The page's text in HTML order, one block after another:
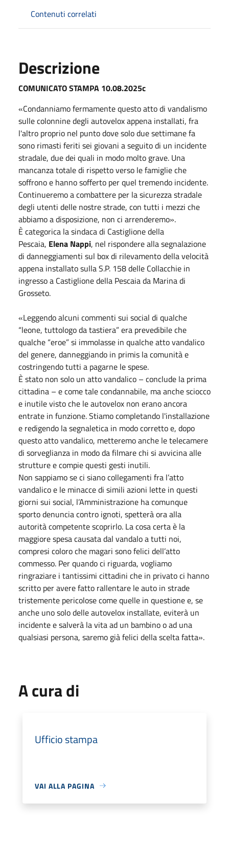
Contenuti correlati
Descrizione
COMUNICATO STAMPA 10.08.2025c
«Condanniamo fermamente questo atto di vandalismo
sulle colonnine degli autovelox appena installati, fra
l'altro proprio nel punto dove solo due settimane fa
sono rimasti feriti sei giovani a seguito di un incidente
stradale, due dei quali in modo molto grave. Una
mancanza totale di rispetto verso le famiglie che
soffrono e hanno sofferto per quel tremendo incidente.
Continueremo a combattere per la sicurezza stradale
degli utenti delle nostre strade, con tutti i mezzi che
abbiamo a disposizione, non ci arrenderemo».
È categorica la sindaca di Castiglione della
Pescaia, Elena Nappi, nel rispondere alla segnalazione
di danneggiamenti sul box di rilevamento della velocità
appena installato sulla S.P. 158 delle Collacchie in
ingresso a Castiglione della Pescaia da Marina di
Grosseto.
«Leggendo alcuni commenti sui social di qualche
“leone, tuttologo da tastiera” era prevedibile che
qualche “eroe” si immolasse in qualche atto vandalico
del genere, danneggiando in primis la comunità e
costringendo tutti a pagarne le spese.
È stato non solo un atto vandalico – conclude la prima
cittadina – e come tale condannabile, ma anche sciocco
e inutile visto che le autovelox non erano ancora
entrate in funzione. Stiamo completando l'installazione
e redigendo la segnaletica in modo corretto e, dopo
questo atto vandalico, metteremo anche le telecamere
di sorveglianza in modo da filmare chi si avvicina alle
strutture e compie questi gesti inutili.
Non sappiamo se ci siano collegamenti fra l’atto
vandalico e le minacce di simili azioni lette in questi
giorni sui social, l’Amministrazione ha comunque
sporto denuncia contro ignoti, spetterà ora alla
autorità competente scoprirlo. La cosa certa è la
maggiore spesa causata dal vandalo a tutti noi,
compresi coloro che magari sono felici dell’atto
commesso. Per quando ci riguarda, vogliamo
ringraziare i tantissimi cittadini che in privato ci hanno
scritto per avere fatto rallentare le auto in strade
tristemente pericolose come quelle in questione e, se
anche uno solo delle autovelox installate, eviterà un
incidente e salverà la vita ad un bambino o ad una
qualsiasi persona, saremo già felici della scelta fatta».
A cura di
Ufficio stampa
VAI ALLA PAGINA